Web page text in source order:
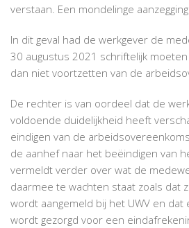
verstaan. Een mondelinge
In dit geval had de werkgever de
30 augustus 2021 schriftelijk
dan niet voortzetten van de
De rechter is van oordeel dat de
voldoende duidelijkheid heeft
eindigen van de
de aanhef naar het beëindigen van
vermeldt verder over wat de
daarmee te wachten staat zoals dat
wordt aangemeld bij het UWV en
wordt gezorgd voor een